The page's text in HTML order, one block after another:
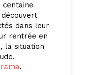
centaine
dans leur
rentrée en
la situation
.